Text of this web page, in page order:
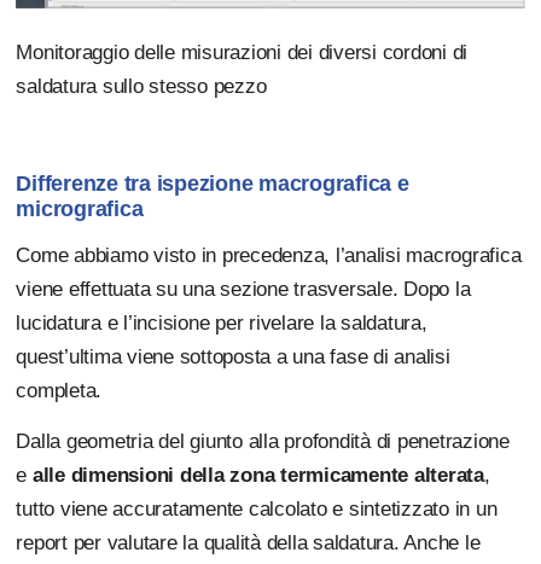
Monitoraggio delle misurazioni dei diversi cordoni di
saldatura sullo stesso pezzo
Differenze tra ispezione macrografica e
micrografica
Come abbiamo visto in precedenza, l’analisi macrografica
viene effettuata su una sezione trasversale. Dopo la
lucidatura e l’incisione per rivelare la saldatura,
quest’ultima viene sottoposta a una fase di analisi
completa.
Dalla geometria del giunto alla profondità di penetrazione
e alle dimensioni della zona termicamente alterata,
tutto viene accuratamente calcolato e sintetizzato in un
report per valutare la qualità della saldatura. Anche le